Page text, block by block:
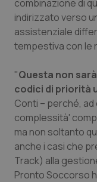
Quotidiano
Quotidiano
Quotidiano
Rene &
Salute orale
Sangue &
combinazione di
indirizzato verso
assistenziale
tempestiva con le
"Questa non
codici di priorità
Conti – perché, ad
complessità'
ma non soltanto
anche i casi che
Track) alla
Pronto Soccorso